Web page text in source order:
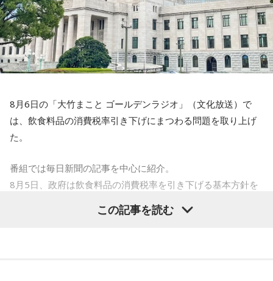
27日（木）は、清水ミチコとナイツのレギュラー3人で賑や
かに届ける。リスナーから募集したエピソードとリクエスト
を紹介する「音楽道場破り」のテーマは「サンキューリクエ
スト」。採用されたリスナーには“旨～い”ラーメン1ケースを
プレゼントする。
最終日28日（金）は、「M-1グランプリ2022」王者ウエスト
ランドがおよそ2年ぶりに『ビバリー昼ズ』に登場。毒舌漫才
と軽快なトークでお馴染みのウエストランドだが、副鼻腔炎
トークにも期待が高まる。ウエストランドと高田文夫、今回
はどんな掛け合いが飛び出すのか、注目だ。
8月6日の「大竹まこと ゴールデンラジオ」（文化放送）で
は、飲食料品の消費税率引き下げにまつわる問題を取り上げ
た。
番組では毎日新聞の記事を中心に紹介。
8月5日、政府は飲食料品の消費税率を引き下げる基本方針を
これは2027年4月から2年限定となるが、現行の8％（軽減税
この記事を読む